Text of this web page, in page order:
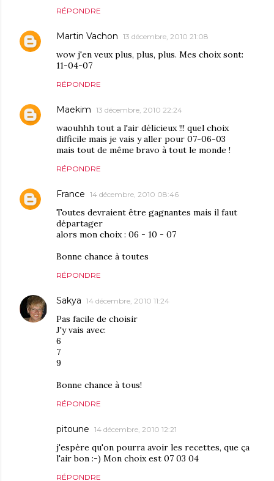
RÉPONDRE
Martin Vachon 13 décembre, 2010 21:08
wow j'en veux plus, plus, plus. Mes choix sont:
11-04-07
RÉPONDRE
Maekim 13 décembre, 2010 22:24
waouhhh tout a l'air délicieux !!! quel choix
difficile mais je vais y aller pour 07-06-03
mais tout de même bravo à tout le monde !
RÉPONDRE
France 14 décembre, 2010 08:46
Toutes devraient être gagnantes mais il faut
départager
alors mon choix : 06 - 10 - 07
Bonne chance à toutes
RÉPONDRE
Sakya 14 décembre, 2010 11:24
Pas facile de choisir
J'y vais avec:
6
7
9
Bonne chance à tous!
RÉPONDRE
pitoune 14 décembre, 2010 12:21
j'espère qu'on pourra avoir les recettes, que ça
l'air bon :-) Mon choix est 07 03 04
RÉPONDRE